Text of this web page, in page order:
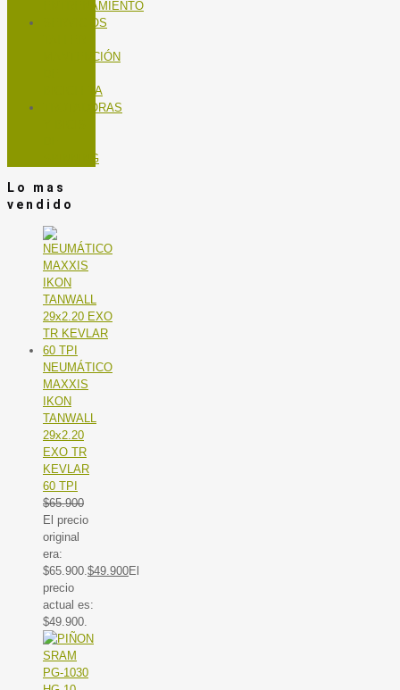
ENTRENAMIENTO
SERVICIOS
MANTENCIÓN
BICICLETA
TROTADORAS
SPINNING
Lo mas
vendido
NEUMÁTICO
MAXXIS
IKON
TANWALL
29x2.20
EXO TR
KEVLAR
60 TPI
$65.900
El precio
original
era:
$65.900. $49.900El
precio
actual es:
$49.900.